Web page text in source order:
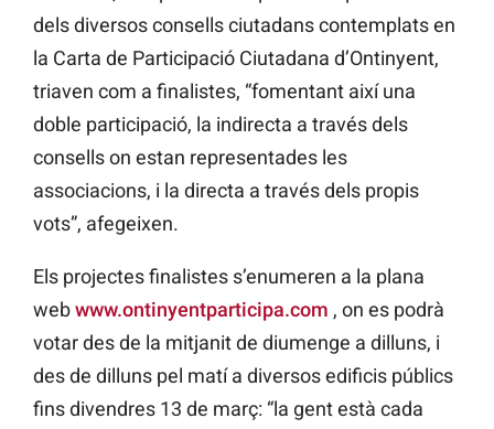
dels diversos consells ciutadans contemplats en
la Carta de Participació Ciutadana d’Ontinyent,
triaven com a finalistes, “fomentant així una
doble participació, la indirecta a través dels
consells on estan representades les
associacions, i la directa a través dels propis
vots”, afegeixen.
Els projectes finalistes s’enumeren a la plana
webwww.ontinyentparticipa.com , on es podrà
votar des de la mitjanit de diumenge a dilluns, i
des de dilluns pel matí a diversos edificis públics
fins divendres 13 de març: “la gent està cada